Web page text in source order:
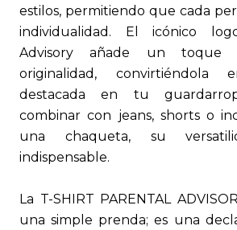
estilos, permitiendo que cada
individualidad. El icónico
Advisory añade un
originalidad,
destacada en tu
combinar con jeans, shorts o
una chaqueta, su
indispensable.
La T-SHIRT PARENTAL
una simple prenda; es una